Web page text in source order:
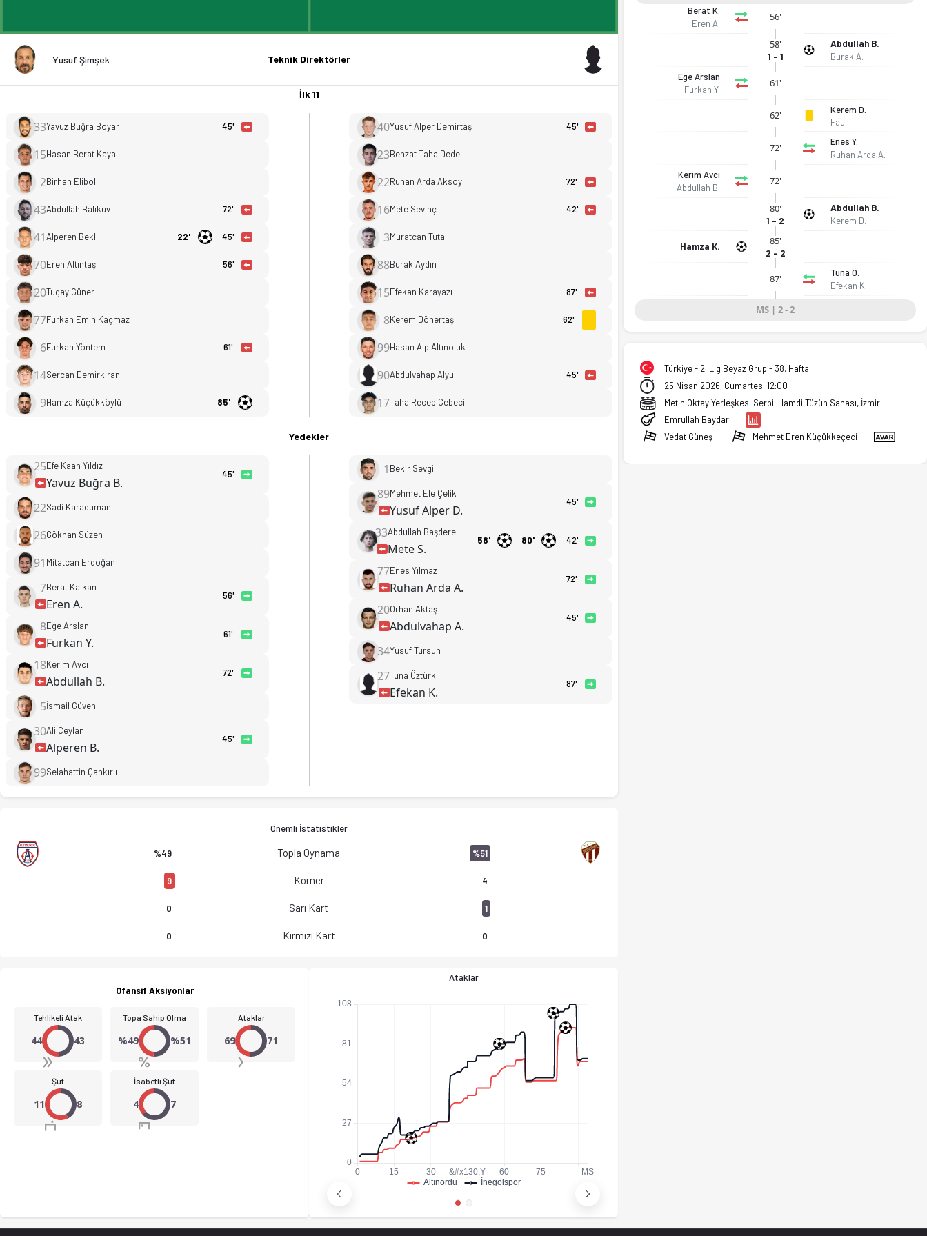
Altınordu - İnegölspor 2-2 bitti. Gol anları, kadro, istatistikler, puan durumu ve iddaa oranları Ofsayt'ta. (25.04.2026)
Yusuf Şimşek Teknik Direktörler
İlk 11
33Yavuz Buğra Boyar 45'
15Hasan Berat Kayalı
2Birhan Elibol
43Abdullah Balıkuv 72'
41Alperen Bekli 22' 45'
70Eren Altıntaş 56'
20Tugay Güner
77Furkan Emin Kaçmaz
6Furkan Yöntem 61'
14Sercan Demirkıran
9Hamza Küçükköylü 85'
40Yusuf Alper Demirtaş 45'
23Behzat Taha Dede
22Ruhan Arda Aksoy 72'
16Mete Sevinç 42'
3Muratcan Tutal
88Burak Aydın
15Efekan Karayazı 87'
8Kerem Dönertaş 62'
99Hasan Alp Altınoluk
90Abdulvahap Alyu 45'
17Taha Recep Cebeci
Yedekler
25Efe Kaan Yıldız
Yavuz Buğra B.
45'
22Sadi Karaduman
26Gökhan Süzen
91 Mitatcan Erdoğan
7Berat Kalkan
Eren A.
56'
8Ege Arslan
Furkan Y.
61'
18Kerim Avcı
Abdullah B.
72'
5İsmail Güven
30Ali Ceylan
Alperen B.
45'
99Selahattin Çankırlı
1 Bekir Sevgi
89Mehmet Efe Çelik
Yusuf Alper D.
45'
33Abdullah Başdere
Mete S.
58' 80' 42'
77Enes Yılmaz
Ruhan Arda A.
72'
20Orhan Aktaş
Abdulvahap A.
45'
34Yusuf Tursun
27Tuna Öztürk
Efekan K.
87'
Önemli İstatistikler
%49 Topla Oynama %51
9 Korner 4
0 Sarı Kart 1
0 Kırmızı Kart 0
Ofansif Aksiyonlar
Tehlikeli Atak
44 43
Topa Sahip Olma
%49 %51
Ataklar
69 71
Şut
11 8
İsabetli Şut
4 7
Ataklar
Berat K.
Eren A.
56'
58'
1 - 1
Abdullah B.
Burak A.
Ege Arslan
Furkan Y.
61'
62'
Kerem D.
Faul
72'
Enes Y.
Ruhan Arda A.
Kerim Avcı
Abdullah B.
72'
80'
1 - 2
Abdullah B.
Kerem D.
Hamza K. 85'
2 - 2
87'
Tuna Ö.
Efekan K.
MS | 2 - 2
Türkiye - 2. Lig Beyaz Grup - 38. Hafta
25 Nisan 2026, Cumartesi 12:00
Metin Oktay Yerleşkesi Serpil Hamdi Tüzün Sahası, İzmir
Emrullah Baydar
Vedat Güneş
Mehmet Eren Küçükkeçeci